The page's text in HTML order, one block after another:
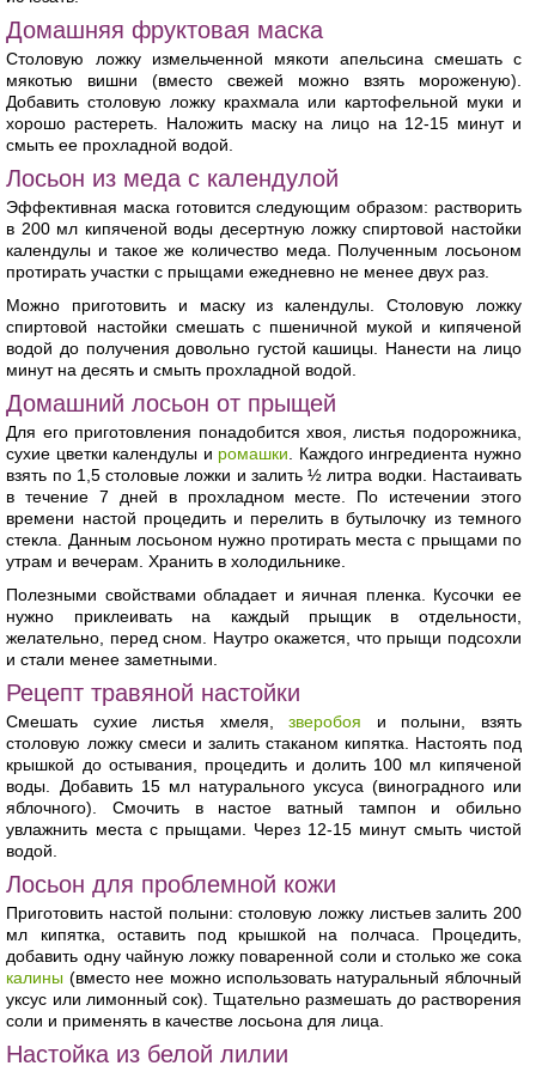
Домашняя фруктовая маска
Столовую ложку измельченной мякоти апельсина смешать с
мякотью вишни (вместо свежей можно взять мороженую).
Добавить столовую ложку крахмала или картофельной муки и
хорошо растереть. Наложить маску на лицо на 12-15 минут и
смыть ее прохладной водой.
Лосьон из меда с календулой
Эффективная маска готовится следующим образом: растворить
в 200 мл кипяченой воды десертную ложку спиртовой настойки
календулы и такое же количество меда. Полученным лосьоном
протирать участки с прыщами ежедневно не менее двух раз.
Можно приготовить и маску из календулы. Столовую ложку
спиртовой настойки смешать с пшеничной мукой и кипяченой
водой до получения довольно густой кашицы. Нанести на лицо
минут на десять и смыть прохладной водой.
Домашний лосьон от прыщей
Для его приготовления понадобится хвоя, листья подорожника,
сухие цветки календулы и ромашки . Каждого ингредиента нужно
взять по 1,5 столовые ложки и залить ½ литра водки. Настаивать
в течение 7 дней в прохладном месте. По истечении этого
времени настой процедить и перелить в бутылочку из темного
стекла. Данным лосьоном нужно протирать места с прыщами по
утрам и вечерам. Хранить в холодильнике.
Полезными свойствами обладает и яичная пленка. Кусочки ее
нужно приклеивать на каждый прыщик в отдельности,
желательно, перед сном. Наутро окажется, что прыщи подсохли
и стали менее заметными.
Рецепт травяной настойки
Смешать сухие листья хмеля,зверобоя и полыни, взять
столовую ложку смеси и залить стаканом кипятка. Настоять под
крышкой до остывания, процедить и долить 100 мл кипяченой
воды. Добавить 15 мл натурального уксуса (виноградного или
яблочного). Смочить в настое ватный тампон и обильно
увлажнить места с прыщами. Через 12-15 минут смыть чистой
водой.
Лосьон для проблемной кожи
Приготовить настой полыни: столовую ложку листьев залить 200
мл кипятка, оставить под крышкой на полчаса. Процедить,
добавить одну чайную ложку поваренной соли и столько же сока
калины (вместо нее можно использовать натуральный яблочный
уксус или лимонный сок). Тщательно размешать до растворения
соли и применять в качестве лосьона для лица.
Настойка из белой лилии